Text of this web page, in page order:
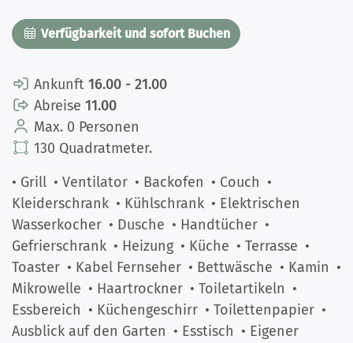
Verfügbarkeit und sofort Buchen
Ankunft 16.00 - 21.00
Abreise 11.00
Max. 0 Personen
130 Quadratmeter.
• Grill • Ventilator • Backofen • Couch •
Kleiderschrank • Kühlschrank • Elektrischen
Wasserkocher • Dusche • Handtücher •
Gefrierschrank • Heizung • Küche • Terrasse •
Toaster • Kabel Fernseher • Bettwäsche • Kamin •
Mikrowelle • Haartrockner • Toiletartikeln •
Essbereich • Küchengeschirr • Toilettenpapier •
Ausblick auf den Garten • Esstisch • Eigener